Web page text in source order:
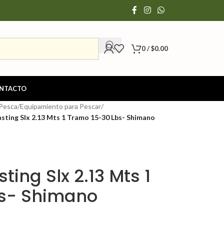
0/$0.00
/Equipamiento para Pescar/
Slx 2.13 Mts 1 Tramo 15-30 Lbs- Shimano
Slx 2.13 Mts 1
Shimano